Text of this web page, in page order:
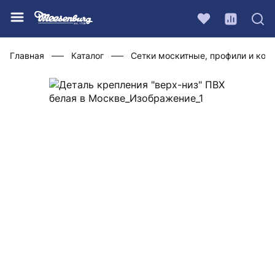
Главная Каталог Сетки москитные, профили и